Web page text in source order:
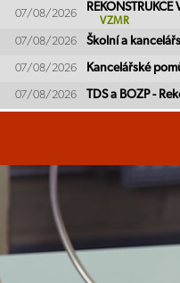
07/08/2026
VZMR
07/08/2026 Školní a
07/08/2026 Kancelářské
07/08/2026 TDS a BOZP -